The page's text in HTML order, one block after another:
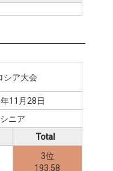
シア大会
11月28日
シニア
Total
3位
193.58